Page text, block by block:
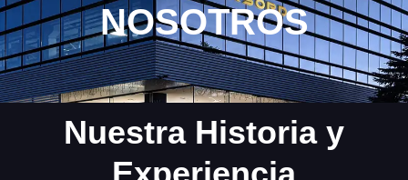
NOSOTROS
Nuestra Historia y